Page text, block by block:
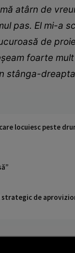
atârn de
pas. El mi-a
de
foarte
stânga-
locuiesc peste
strategic de